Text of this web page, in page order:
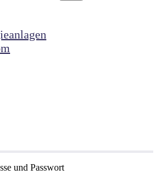
und Passwort